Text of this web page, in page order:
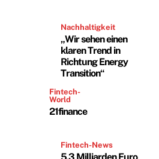
Nachhaltigkeit
„Wir sehen einen
klaren Trend in
Richtung Energy
Transition“
Fintech-
World
21finance
Fintech-News